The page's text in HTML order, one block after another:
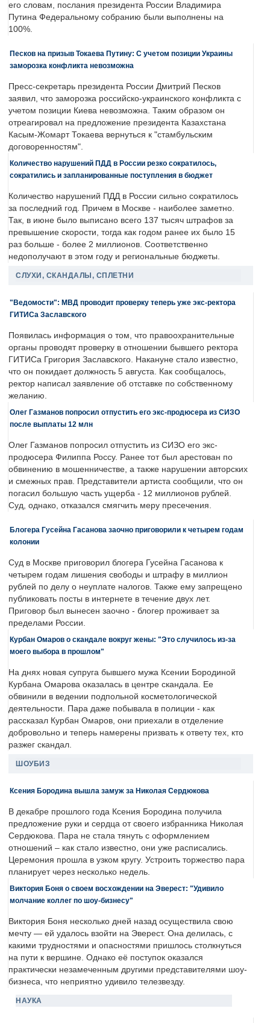
его словам, послания президента России Владимира
Путина Федеральному собранию были выполнены на
100%.
Песков на призыв Токаева Путину: С учетом позиции Украины
заморозка конфликта невозможна
Пресс-секретарь президента России Дмитрий Песков
заявил, что заморозка российско-украинского конфликта с
учетом позиции Киева невозможна. Таким образом он
отреагировал на предложение президента Казахстана
Касым-Жомарт Токаева вернуться к "стамбульским
договоренностям".
Количество нарушений ПДД в России резко сократилось,
сократились и запланированные поступления в бюджет
Количество нарушений ПДД в России сильно сократилось
за последний год. Причем в Москве - наиболее заметно.
Так, в июне было выписано всего 137 тысяч штрафов за
превышение скорости, тогда как годом ранее их было 15
раз больше - более 2 миллионов. Соответственно
недополучают в этом году и региональные бюджеты.
СЛУХИ, СКАНДАЛЫ, СПЛЕТНИ
"Ведомости": МВД проводит проверку теперь уже экс-ректора
ГИТИСа Заславского
Появилась информация о том, что правоохранительные
органы проводят проверку в отношении бывшего ректора
ГИТИСа Григория Заславского. Накануне стало известно,
что он покидает должность 5 августа. Как сообщалось,
ректор написал заявление об отставке по собственному
желанию.
Олег Газманов попросил отпустить его экс-продюсера из СИЗО
после выплаты 12 млн
Олег Газманов попросил отпустить из СИЗО его экс-
продюсера Филиппа Россу. Ранее тот был арестован по
обвинению в мошенничестве, а также нарушении авторских
и смежных прав. Представители артиста сообщили, что он
погасил большую часть ущерба - 12 миллионов рублей.
Суд, однако, отказался смягчить меру пресечения.
Блогера Гусейна Гасанова заочно приговорили к четырем годам
колонии
Суд в Москве приговорил блогера Гусейна Гасанова к
четырем годам лишения свободы и штрафу в миллион
рублей по делу о неуплате налогов. Также ему запрещено
публиковать посты в интернете в течение двух лет.
Приговор был вынесен заочно - блогер проживает за
пределами России.
Курбан Омаров о скандале вокруг жены: "Это случилось из-за
моего выбора в прошлом"
На днях новая супруга бывшего мужа Ксении Бородиной
Курбана Омарова оказалась в центре скандала. Ее
обвинили в ведении подпольной косметологической
деятельности. Пара даже побывала в полиции - как
рассказал Курбан Омаров, они приехали в отделение
добровольно и теперь намерены призвать к ответу тех, кто
разжег скандал.
ШОУБИЗ
Ксения Бородина вышла замуж за Николая Сердюкова
В декабре прошлого года Ксения Бородина получила
предложение руки и сердца от своего избранника Николая
Сердюкова. Пара не стала тянуть с оформлением
отношений – как стало известно, они уже расписались.
Церемония прошла в узком кругу. Устроить торжество пара
планирует через несколько недель.
Виктория Боня о своем восхождении на Эверест: "Удивило
молчание коллег по шоу-бизнесу"
Виктория Боня несколько дней назад осуществила свою
мечту — ей удалось взойти на Эверест. Она делилась, с
какими трудностями и опасностями пришлось столкнуться
на пути к вершине. Однако её поступок оказался
практически незамеченным другими представителями шоу-
бизнеса, что неприятно удивило телезвезду.
НАУКА